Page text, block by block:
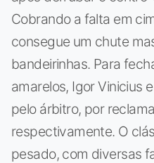
Cobrando a falta em
consegue um chute
bandeirinhas. Para
amarelos, Igor Vinicius
pelo árbitro, por
respectivamente. O
pesado, com diversas